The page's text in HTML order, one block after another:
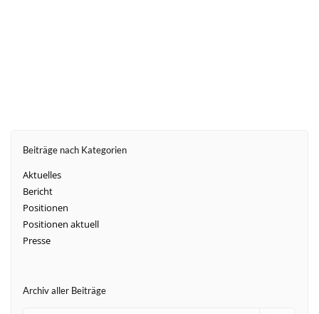
Beiträge nach Kategorien
Aktuelles
Bericht
Positionen
Positionen aktuell
Presse
Archiv aller Beiträge